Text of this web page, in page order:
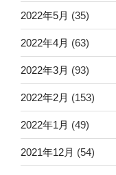
2022年5月 (35)
2022年4月 (63)
2022年3月 (93)
2022年2月 (153)
2022年1月 (49)
2021年12月 (54)